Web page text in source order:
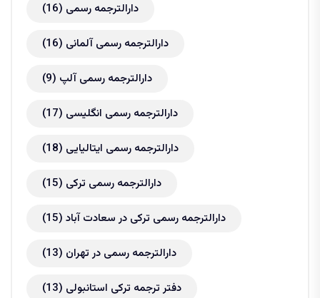
دارالترجمه رسمی (16)
دارالترجمه رسمی آلمانی (16)
دارالترجمه رسمی آلپ (9)
دارالترجمه رسمی انگلیسی (17)
دارالترجمه رسمی ایتالیایی (18)
دارالترجمه رسمی ترکی (15)
دارالترجمه رسمی ترکی در سعادت آباد (15)
دارالترجمه رسمی در تهران (13)
دفتر ترجمه ترکی استانبولی (13)